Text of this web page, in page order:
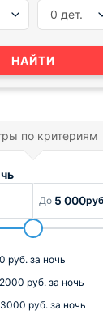
0 дет.
НАЙТИ
по критериям
До 5 000
руб. за ночь
2000 руб. за ночь
3000 руб. за ночь